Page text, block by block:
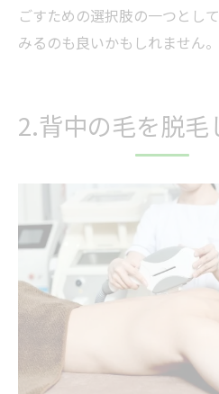
ごすための選択肢の一つとし
みるのも良いかもしれません。
2.背中の毛を脱毛